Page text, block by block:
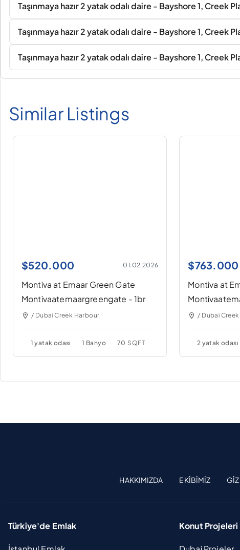
Taşınmaya hazır 2 yatak odalı daire - Bayshore 1, Creek
Taşınmaya hazır 2 yatak odalı daire - Bayshore 1, Creek
Taşınmaya hazır 2 yatak odalı daire - Bayshore 1, Creek
Similar Listings
$520.000 01.02.2026
Montiva at Emaar Green Gate
Montivaatemaargreengate - 1br
/ Dubai Creek Harbour
1 yatak odası 1 Banyo 70 SQFT
$763.000
Montiva at
/ Dubai
2 yatak odası
HAKKIMIZDA EKIBIMIZ
Türkiye'de Emlak Konut Projeleri